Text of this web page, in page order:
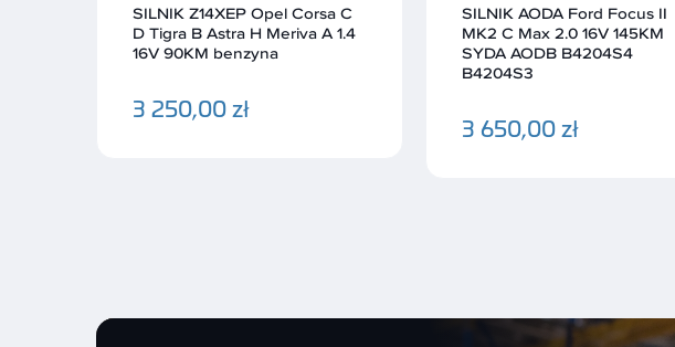
SILNIK AODA Ford Focus II
MK2 C Max 2.0 16V 145KM
SYDA AODB B4204S4
3 650,00 zł
SILNIK BBM VW Polo IV Seat
Ibiza III Skoda Fabia II 1.2 6V
60KM benzyna